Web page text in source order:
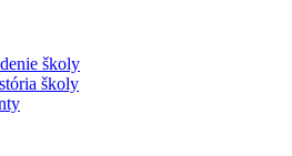
školy
školy